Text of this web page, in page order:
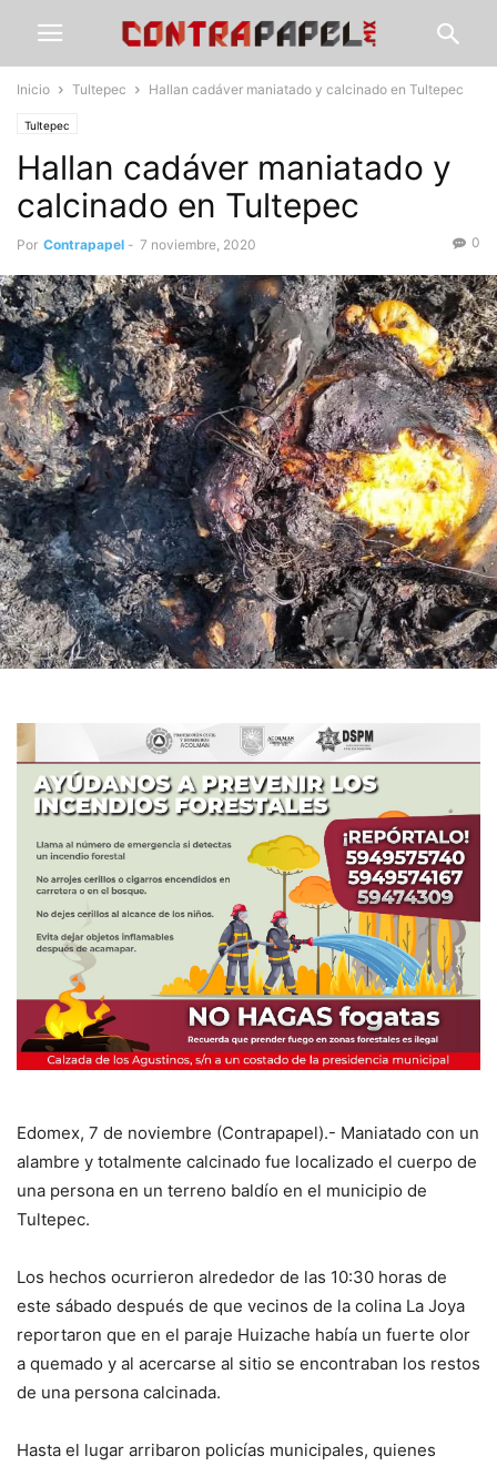
Inicio Tultepec Hallan cadáver maniatado y calcinado en Tultepec
Tultepec
Hallan cadáver maniatado y
calcinado en Tultepec
Por Contrapapel - 7 noviembre, 2020 0
Edomex, 7 de noviembre (Contrapapel).- Maniatado con un
alambre y totalmente calcinado fue localizado el cuerpo de
una persona en un terreno baldío en el municipio de
Tultepec.
Los hechos ocurrieron alrededor de las 10:30 horas de
este sábado después de que vecinos de la colina La Joya
reportaron que en el paraje Huizache había un fuerte olor
a quemado y al acercarse al sitio se encontraban los restos
de una persona calcinada.
Hasta el lugar arribaron policías municipales, quienes